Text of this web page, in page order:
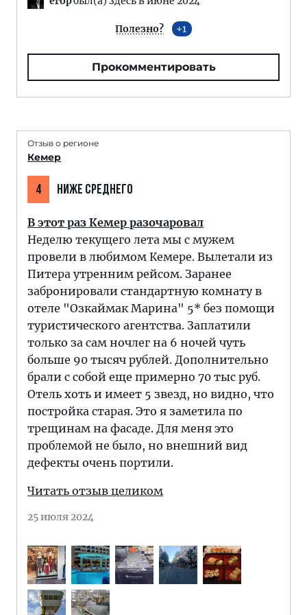
Полезно? 1
Прокомментировать
Отзыв о регионе
Кемер
4 НИЖЕ СРЕДНЕГО
В этот раз Кемер разочаровал
Неделю текущего лета мы с мужем
провели в любимом Кемере. Вылетали из
Питера утренним рейсом. Заранее
забронировали стандартную комнату в
отеле "Озкаймак Марина" 5* без помощи
туристического агентства. Заплатили
только за сам ночлег на 6 ночей чуть
больше 90 тысяч рублей. Дополнительно
брали с собой еще примерно 70 тыс руб.
Отель хоть и имеет 5 звезд, но видно, что
постройка старая. Это я заметила по
трещинам на фасаде. Для меня это
проблемой не было, но внешний вид
дефекты очень портили.
Читать отзыв целиком
25 июля 2024